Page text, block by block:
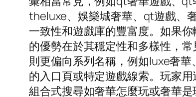
theluxe、娛樂城奢華、qt遊戲、
一致性和遊戲庫的豐富度。如果
的優勢在於其穩定性和多樣性，
則更偏向系列名稱，例如luxe奢
的入口頁或特定遊戲線索。玩家
組合式搜尋如奢華怎麼玩或奢華